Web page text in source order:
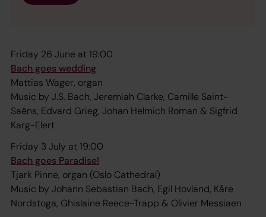
Friday 26 June at 19:00
Bach goes wedding
Mattias Wager, organ
Music by J.S. Bach, Jeremiah Clarke, Camille Saint-
Saëns, Edvard Grieg, Johan Helmich Roman & Sigfrid
Karg-Elert
Friday 3 July at 19:00
Bach goes Paradise!
Tjark Pinne, organ (Oslo Cathedral)
Music by Johann Sebastian Bach, Egil Hovland, Kåre
Nordstoga, Ghislaine Reece-Trapp & Olivier Messiaen